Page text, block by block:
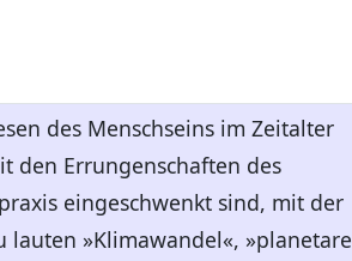
des Menschseins im Zeitalter
den Errungenschaften des
eingeschwenkt sind, mit der
»Klimawandel«, »planetare